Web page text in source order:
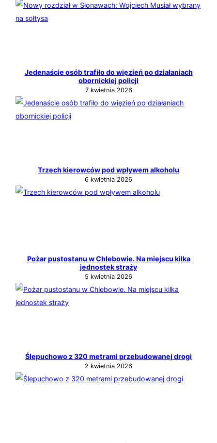
Jedenaście osób trafiło do więzień po działaniach
obornickiej policji
7 kwietnia 2026
Trzech kierowców pod wpływem alkoholu
6 kwietnia 2026
Pożar pustostanu w Chlebowie. Na miejscu kilka
jednostek straży
5 kwietnia 2026
Ślepuchowo z 320 metrami przebudowanej drogi
2 kwietnia 2026